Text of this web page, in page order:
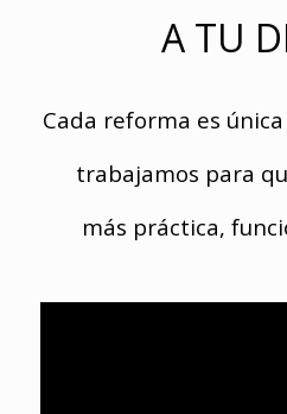
A TU
Cada reforma es
trabajamos para
más práctica,